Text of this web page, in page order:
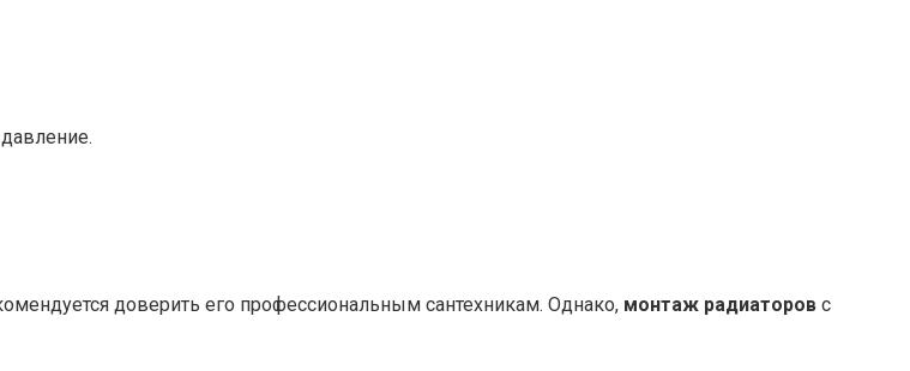
доверить его профессиональным сантехникам. Однако, монтаж радиаторов с